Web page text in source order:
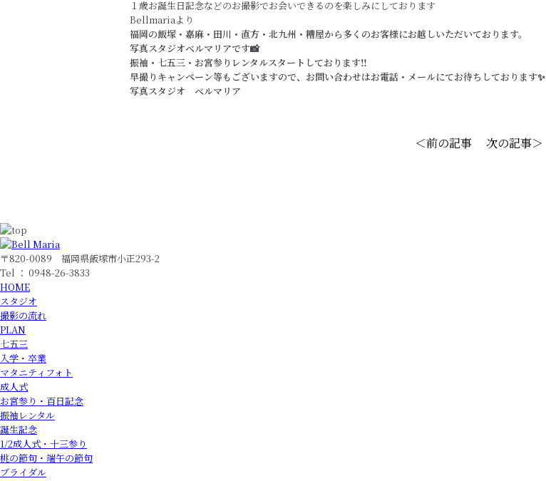
１歳お誕生日記念などのお撮影でお会いできるのを楽しみにしております
Bellmariaより
福岡の飯塚・嘉麻・田川・直方・北九州・糟屋から多くのお客様にお越しいただいております。
写真スタジオベルマリアです📸
振袖・七五三・お宮参りレンタルスタートしております‼️
早撮りキャンペーン等もございますので、お問い合わせはお電話・メールにてお待ちしております✨
写真スタジオ ベルマリア
＜前の記事 次の記事＞
〒820-0089 福岡県飯塚市小正293-2
Tel ： 0948-26-3833
HOME
スタジオ
撮影の流れ
PLAN
七五三
入学・卒業
マタニティフォト
成人式
お宮参り・百日記念
振袖レンタル
誕生記念
1/2成人式・十三参り
桃の節句・端午の節句
ブライダル